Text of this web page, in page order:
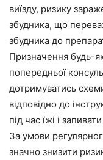
виїзду, ризику
збудника, що
збудника до
Призначення будь-
попередньої
дотримуватись
відповідно до
під час їжі і
За умови
значно знизити